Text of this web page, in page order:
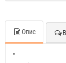
Опис
"